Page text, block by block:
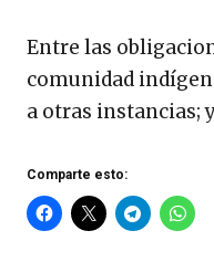
Entre las
comunidad
a otras instancias;
Comparte esto: